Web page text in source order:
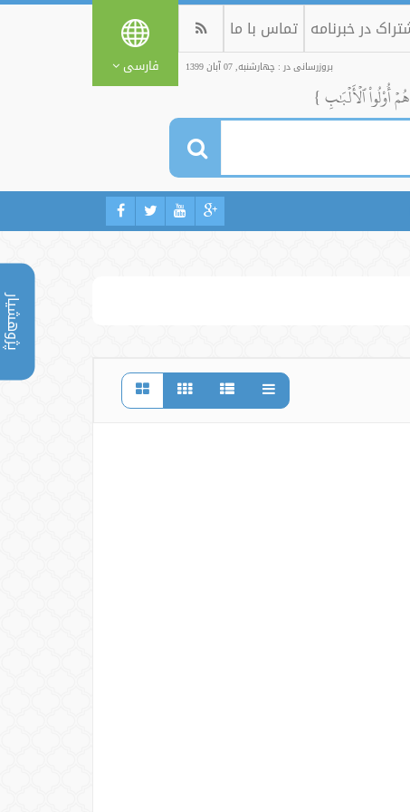
پژوهشیار
در خبرنامه تماس با ما
بروزرسانی در : چهارشنبه, 07 آبان 1399 فارسی
أُوْلُواْ ٱلۡأَلۡبَٰبِ }